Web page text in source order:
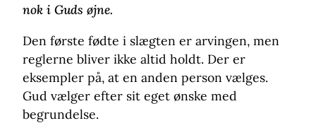
nok i Guds øjne.
Den første fødte i slægten er arvingen, men
reglerne bliver ikke altid holdt. Der er
eksempler på, at en anden person vælges.
Gud vælger efter sit eget ønske med
begrundelse.